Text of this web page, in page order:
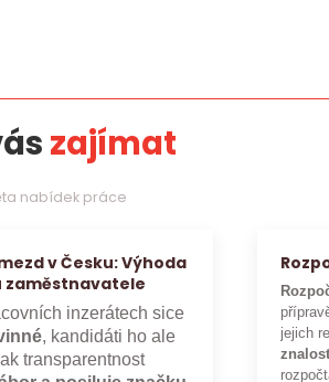
zajímat
nabídek práce
v Česku: Výhoda
zaměstnavatele
inzerátech sice
, kandidáti ho ale
transparentnost
jejich